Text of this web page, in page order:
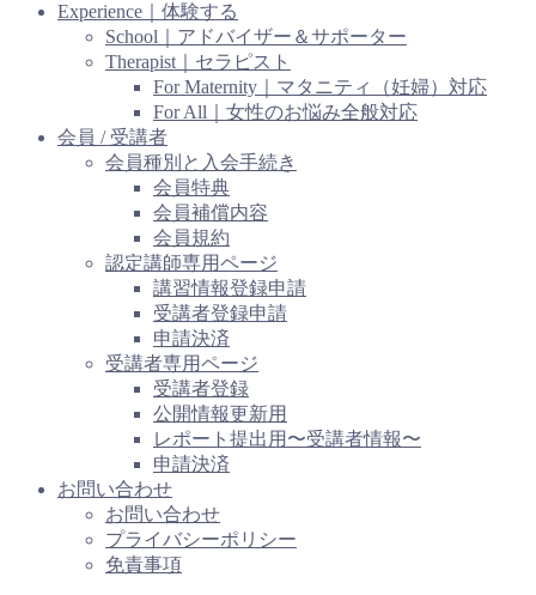
Experience｜体験する
School｜アドバイザー＆サポーター
Therapist｜セラピスト
For Maternity｜マタニティ（妊婦）対応
For All｜女性のお悩み全般対応
会員 / 受講者
会員種別と入会手続き
会員特典
会員補償内容
会員規約
認定講師専用ページ
講習情報登録申請
受講者登録申請
申請決済
受講者専用ページ
受講者登録
公開情報更新用
レポート提出用〜受講者情報〜
申請決済
お問い合わせ
お問い合わせ
プライバシーポリシー
免責事項